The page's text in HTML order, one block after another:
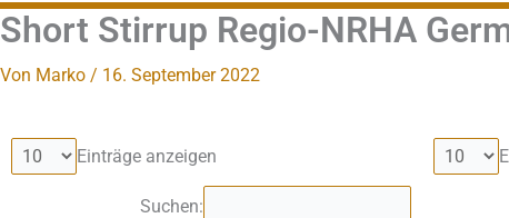
Short Stirrup Regio-NRHA
Von Marko / 16. September 2022
Einträge anzeigen
Suchen: